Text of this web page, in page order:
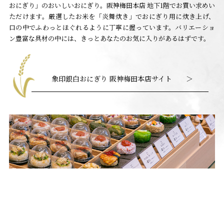
おにぎり」のおいしいおにぎり。阪神梅田本店 地下1階でお買い求めい
ただけます。厳選したお米を「炎舞炊き」でおにぎり用に炊き上げ、
口の中でふわっとほぐれるように丁寧に握っています。 バリエーショ
ン豊富な具材の中には、きっとあなたのお気に入りがあるはずです。
象印銀白おにぎり 阪神梅田本店サイト ＞